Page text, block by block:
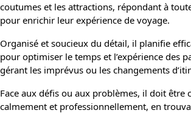
coutumes et les attractions, répondant à
pour enrichir leur expérience de voyage.
Organisé et soucieux du détail, il planifie
pour optimiser le temps et l’expérience des
gérant les imprévus ou les changements
Face aux défis ou aux problèmes, il doit être
calmement et professionnellement, en